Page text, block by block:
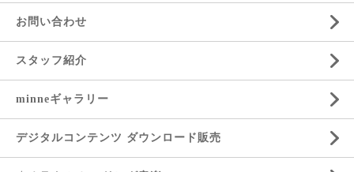
お問い合わせ
スタッフ紹介
minneギャラリー
デジタルコンテンツ ダウンロード販売